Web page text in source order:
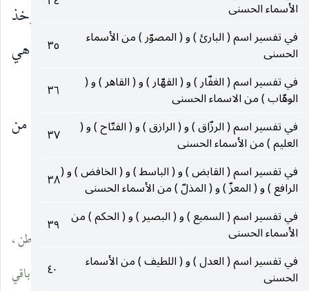
الأسماء الحسنى
في تفسير اسم ( البارئ ) و ( المصوّر ) من الأسماء
الحسنى
٣٥
في تفسير اسم ( الغفّار ) و ( القهّار ) و ( القاهر ) و (
الوهّاب ) من الاسماء الحسنى
٣٦
في تفسير اسم ( الرزّاق ) و ( الرازق ) و ( الفتّاح ) و (
العليم ) من الأسماء الحسنى
٣٧
في تفسير اسم ( القابض ) و ( الباسط ) و ( الخافض ) و (
الرافع ) و ( المعزّ ) و ( المذلّ ) من الأسماء الحسنى
٣٨
في تفسير اسم ( السميع ) و ( البصير ) و ( الحكم ) من
الأسماء الحسنى
٣٩
في تفسير اسم ( العدل ) و ( اللطيف ) من الأسماء
الحسنى
٤٠
، لانعطافها على ما فيها ، وأسماء الله تعالى إنّما تؤخذ
باعتبار الغايات التي هي أفعال دون المبادئ التي هي
انفعال(٢٣) (٢٤) .
وقال صاحب العدّة : الرحمن الرحيم مشتقّان من
الرحمة وهي النعمة ،
___________________________
(٢٢) مشارق الأنوار : ٣٢ ـ ٣٣ ، وفيه : « . . . والقرآن له ظاهر وباطن ،
ومعانيه منحصرة في أربع أقسام ، وهي أربع أحرف وعنها ظهر باقي